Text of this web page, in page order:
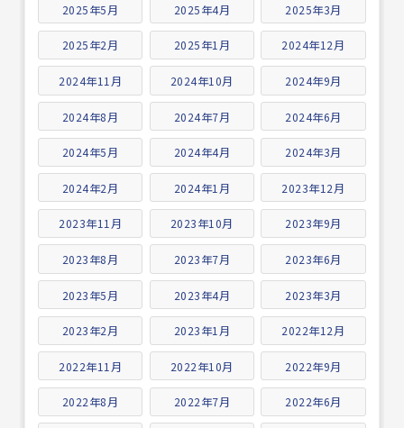
2025年5月 2025年4月 2025年3月
2025年2月 2025年1月 2024年12月
2024年11月 2024年10月 2024年9月
2024年8月 2024年7月 2024年6月
2024年5月 2024年4月 2024年3月
2024年2月 2024年1月 2023年12月
2023年11月 2023年10月 2023年9月
2023年8月 2023年7月 2023年6月
2023年5月 2023年4月 2023年3月
2023年2月 2023年1月 2022年12月
2022年11月 2022年10月 2022年9月
2022年8月 2022年7月 2022年6月